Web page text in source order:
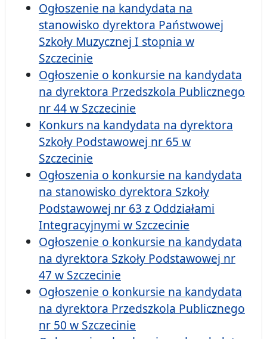
Ogłoszenie na kandydata na
stanowisko dyrektora Państwowej
Szkoły Muzycznej I stopnia w
Szczecinie
Ogłoszenie o konkursie na kandydata
na dyrektora Przedszkola Publicznego
nr 44 w Szczecinie
Konkurs na kandydata na dyrektora
Szkoły Podstawowej nr 65 w
Szczecinie
Ogłoszenia o konkursie na kandydata
na stanowisko dyrektora Szkoły
Podstawowej nr 63 z Oddziałami
Integracyjnymi w Szczecinie
Ogłoszenie o konkursie na kandydata
na dyrektora Szkoły Podstawowej nr
47 w Szczecinie
Ogłoszenie o konkursie na kandydata
na dyrektora Przedszkola Publicznego
nr 50 w Szczecinie